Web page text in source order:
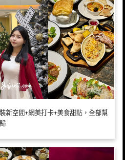
新空間+網美打卡+美食甜點，全部幫